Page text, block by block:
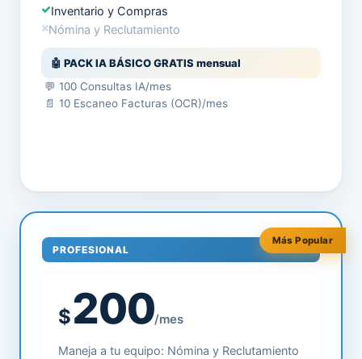
Inventario y Compras
Nómina y Reclutamiento
🤖 PACK IA BÁSICO GRATIS mensual
💬 100 Consultas IA/mes
📄 10 Escaneo Facturas (OCR)/mes
Más Popular
PROFESIONAL
$200/mes
Maneja a tu equipo: Nómina y Reclutamiento